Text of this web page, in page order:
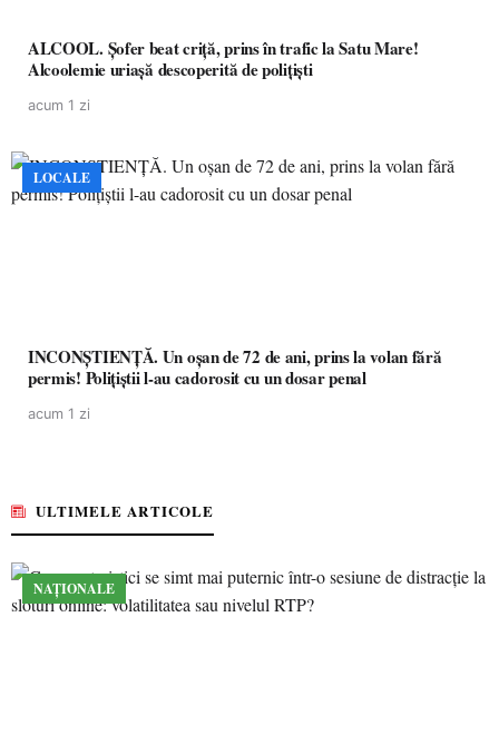
ALCOOL. Șofer beat criță, prins în trafic la Satu Mare!
Alcoolemie uriașă descoperită de polițiști
acum 1 zi
LOCALE
INCONȘTIENȚĂ. Un oșan de 72 de ani, prins la volan fără
permis! Polițiștii l-au cadorosit cu un dosar penal
acum 1 zi
ULTIMELE ARTICOLE
NAȚIONALE